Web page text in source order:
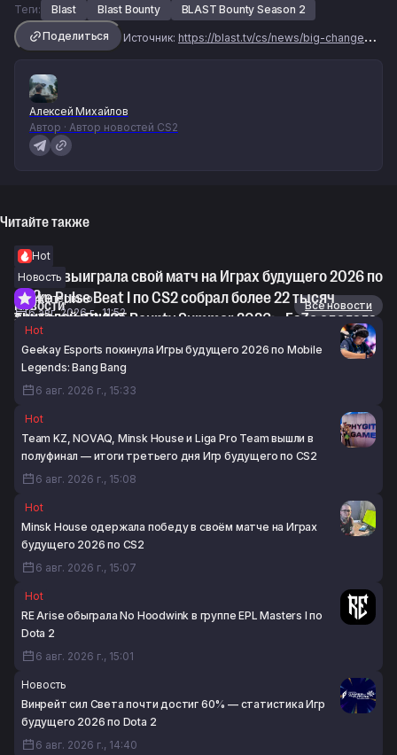
Теги: Blast Blast Bounty
BLAST Bounty Season 2
Поделиться
Источник: https://blast.tv/cs/news/big-changes-coming-to-blast-bounty-season-2
Алексей Михайлов
Автор · Автор новостей CS2
Читайте также
Hot
NOVAQ выиграла свой матч на Играх будущего 2026 по
CS2
6 авг. 2026 г., 11:52
Новость
Stake Pulse Beat I по CS2 собрал более 22 тысяч
зрителей в пике
6 авг. 2026 г., 11:09
Интервью
Thorin про BLAST Bounty Summer 2026: «FaZe сделала
практически всё, что от неё можно было требовать»
6 авг. 2026 г., 10:44
Новости
Все новости
Hot
Geekay Esports покинула Игры будущего 2026 по Mobile
Legends: Bang Bang
6 авг. 2026 г., 15:33
Hot
Team KZ, NOVAQ, Minsk House и Liga Pro Team вышли в
полуфинал — итоги третьего дня Игр будущего по CS2
6 авг. 2026 г., 15:08
Hot
Minsk House одержала победу в своём матче на Играх
будущего 2026 по CS2
6 авг. 2026 г., 15:07
Hot
RE Arise обыграла No Hoodwink в группе EPL Masters I по
Dota 2
6 авг. 2026 г., 15:01
Новость
Винрейт сил Света почти достиг 60% — статистика Игр
будущего 2026 по Dota 2
6 авг. 2026 г., 14:40